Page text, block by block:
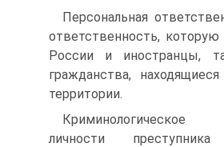
Персональная
ответственность, которую
России и иностранцы,
гражданства,
территории.
Криминологическое
личности